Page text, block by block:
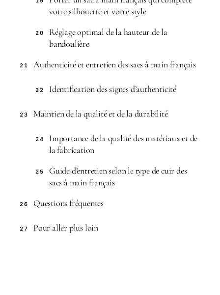
votre silhouette et votre style
20
Réglage optimal de la hauteur de la
bandoulière
21 Authenticité et entretien des sacs à main français
22 Identification des signes d’authenticité
23 Maintien de la qualité et de la durabilité
24
Importance de la qualité des matériaux et de
la fabrication
25
Guide d’entretien selon le type de cuir des
sacs à main français
26 Questions fréquentes
27 Pour aller plus loin